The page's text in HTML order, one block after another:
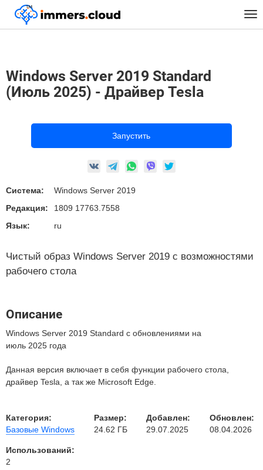
™
Главная Предустановленные Образы
Windows Server 2019 Standard (Июль 2025) - Драйвер Tesla
Windows Server 2019 Standard
(Июль 2025) - Драйвер Tesla
Запустить
Система:
Windows Server 2019
Редакция:
1809 17763.7558
Язык:
ru
Чистый образ Windows Server 2019 с возможностями
рабочего стола
Описание
Windows Server 2019 Standard с обновлениями на
июль 2025 года
Данная версия включает в себя функции рабочего стола,
драйвер Tesla, а так же Microsoft Edge.
Категория:
Базовые Windows
Размер:
24.62 ГБ
Добавлен:
29.07.2025
Обновлен:
08.04.2026
Использований:
2